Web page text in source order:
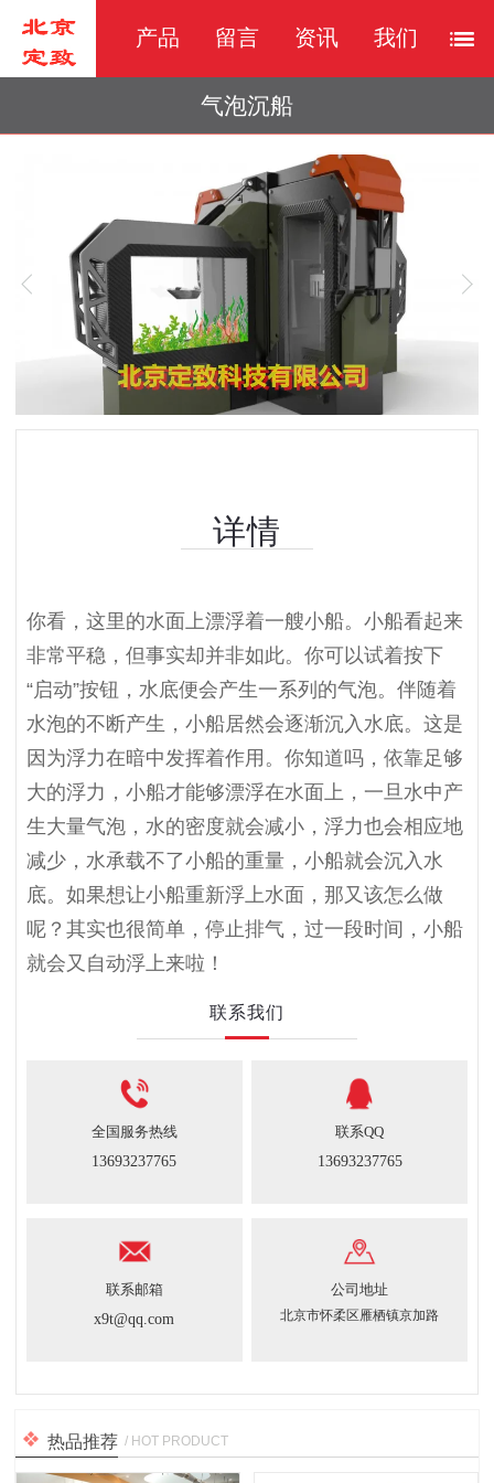
产品 留言 资讯 我们
气泡沉船
详情
你看，这里的水面上漂浮着一艘小船。小船看起来
非常平稳，但事实却并非如此。你可以试着按下
“启动”按钮，水底便会产生一系列的气泡。伴随着
水泡的不断产生，小船居然会逐渐沉入水底。这是
因为浮力在暗中发挥着作用。你知道吗，依靠足够
大的浮力，小船才能够漂浮在水面上，一旦水中产
生大量气泡，水的密度就会减小，浮力也会相应地
减少，水承载不了小船的重量，小船就会沉入水
底。如果想让小船重新浮上水面，那又该怎么做
呢？其实也很简单，停止排气，过一段时间，小船
就会又自动浮上来啦！
联系我们
全国服务热线
13693237765
联系QQ
13693237765
联系邮箱
x9t@qq.com
公司地址
北京市怀柔区雁栖镇京加路
热品推荐 / HOT PRODUCT